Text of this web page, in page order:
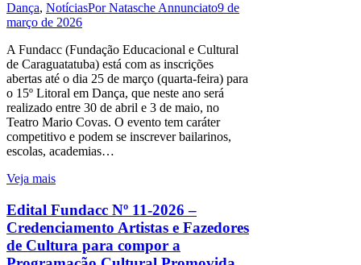
Dança, NotíciasPorNatasche Annunciato9 de
março de 2026
A Fundacc (Fundação Educacional e Cultural
de Caraguatatuba) está com as inscrições
abertas até o dia 25 de março (quarta-feira) para
o 15º Litoral em Dança, que neste ano será
realizado entre 30 de abril e 3 de maio, no
Teatro Mario Covas. O evento tem caráter
competitivo e podem se inscrever bailarinos,
escolas, academias…
Veja mais
Edital Fundacc Nº 11-2026 –
Credenciamento Artistas e Fazedores
de Cultura para compor a